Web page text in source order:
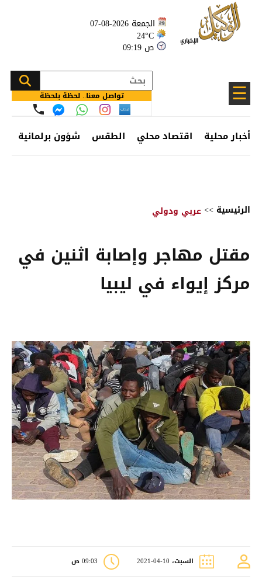
الجمعة 2026-08-07
24°C
09:19 ص
☰ تواصل معنا.. لحظة بلحظة
أخبار محلية اقتصاد محلي الطقس شؤون برلمانية
الرئيسية >>عربي ودولي
مقتل مهاجر وإصابة اثنين في
مركز إيواء في ليبيا
السبت، 10-04-2021 09:03 ص